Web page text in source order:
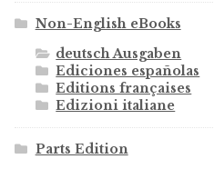
Non-English eBooks
deutsch Ausgaben
Ediciones españolas
Editions françaises
Edizioni italiane
Parts Edition